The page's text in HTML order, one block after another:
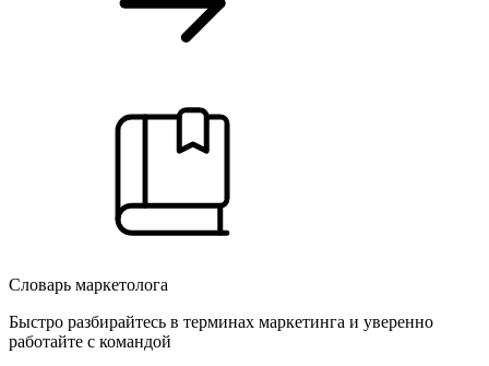
Словарь маркетолога
Быстро разбирайтесь в терминах маркетинга и уверенно
работайте с командой